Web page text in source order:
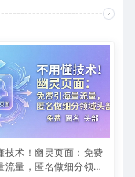
技术！幽灵页面：免费
流量，匿名做细分领域